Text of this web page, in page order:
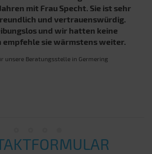
mit Frau Specht. Sie ist sehr
und vertrauenswürdig.
und wir hatten keine
empfehle sie wärmstens weiter.
unsere Beratungsstelle in Germering